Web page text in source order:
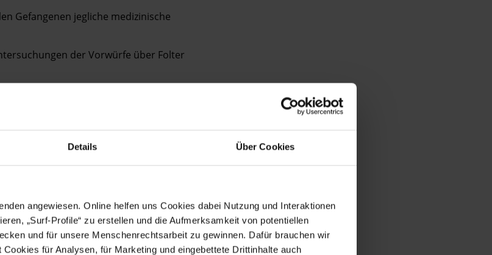
Details Über Cookies
angewiesen. Online helfen uns Cookies dabei Nutzung und Interaktionen
„Surf-Profile“ zu erstellen und die Aufmerksamkeit von potentiellen
und für unsere Menschenrechtsarbeit zu gewinnen. Dafür brauchen wir
für Analysen, für Marketing und eingebettete Drittinhalte auch
Gefangenen jegliche medizinische
der Vorwürfe über Folter
to the 21 prisoners (Ahmed Sbai,
Bani, Brahim Ismaili, Sidahmed
Hassan Dah, Cheikh Banga,
Abdallah Toubali, Hocine Zaoui, Daich
Elbakai, and Bachir Khadda),
under international human rights
medical attention they may require;